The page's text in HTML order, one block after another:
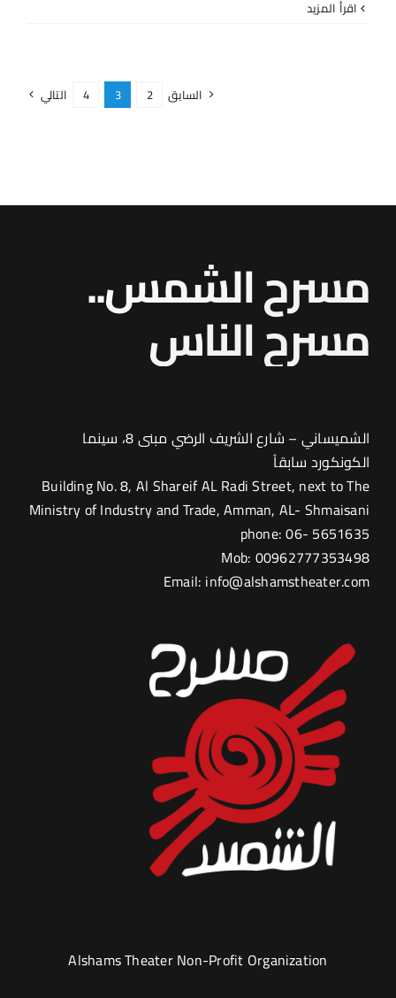
جريدة
لغزة
مغلقة
السابق 2
3
4 التالي
مسرح الشمس..
مسرحالناس
الشميساني – شارع الشريف الرضي مبنى 8، سينما
الكونكورد سابقاً
Building No. 8, Al Shareif AL Radi Street, next to The
Ministry of Industry and Trade, Amman, AL- Shmaisani
phone: 06- 5651635
Mob: 00962777353498
Email: info@alshamstheater.com
Alshams Theater Non-Profit Organization